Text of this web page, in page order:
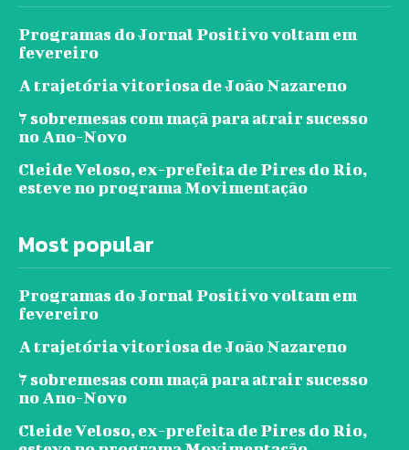
Programas do Jornal Positivo voltam em
fevereiro
A trajetória vitoriosa de João Nazareno
7 sobremesas com maçã para atrair sucesso
no Ano-Novo
Cleide Veloso, ex-prefeita de Pires do Rio,
esteve no programa Movimentação
Most popular
Programas do Jornal Positivo voltam em
fevereiro
A trajetória vitoriosa de João Nazareno
7 sobremesas com maçã para atrair sucesso
no Ano-Novo
Cleide Veloso, ex-prefeita de Pires do Rio,